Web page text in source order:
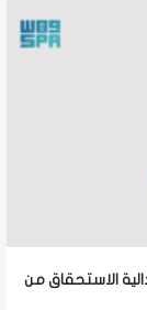
الاستحقاق من